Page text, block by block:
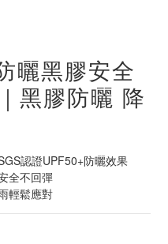
曬黑膠安全
黑膠防曬 降
認證UPF50+防曬效果
全不回彈
輕鬆應對